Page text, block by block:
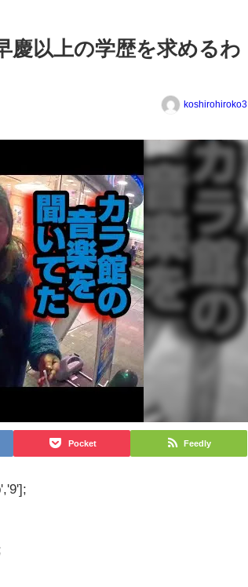
慶以上の学歴を求めるわ
koshirohiroko3
Pocket Feedly